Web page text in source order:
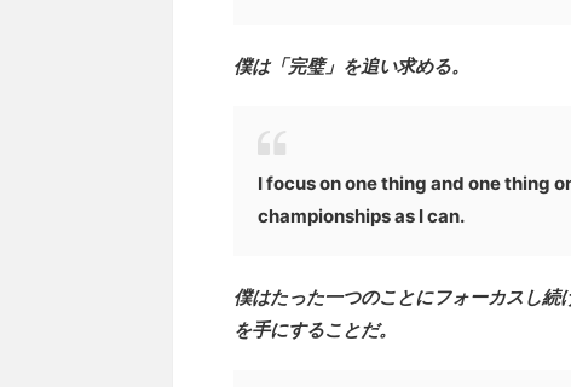
僕は「完璧」を追い求める。
I focus on one thing and one thing
championships as I can.
僕はたった一つのことにフォーカスし
を手にすることだ。